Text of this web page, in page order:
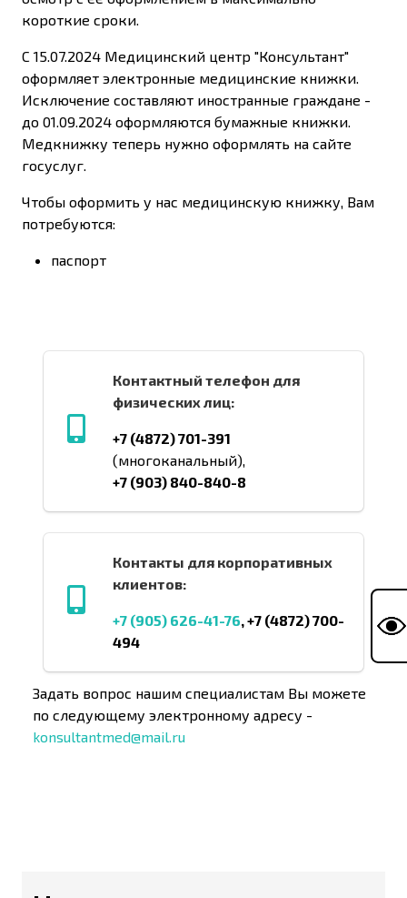
короткие сроки.
С 15.07.2024 Медицинский центр "Консультант"
оформляет электронные медицинские книжки.
Исключение составляют иностранные граждане -
до 01.09.2024 оформляются бумажные книжки.
Медкнижку теперь нужно оформлять на сайте
госуслуг.
Чтобы оформить у нас медицинскую книжку, Вам
потребуются:
паспорт
Контактный телефон для
физических лиц:
+7 (4872) 701-391
(многоканальный),
+7 (903) 840-840-8
Контакты для корпоративных
клиентов:
+7 (905) 626-41-76, +7 (4872) 700-
494
Задать вопрос нашим специалистам Вы можете
по следующему электронному адресу -
konsultantmed@mail.ru